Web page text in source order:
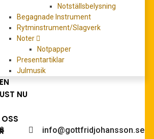
Notställsbelysning
Begagnade Instrument
Rytminstrument/Slagverk
Noter
Notpapper
Presentartiklar
Julmusik
NU
Lounge: Latin Standards
380,00kr Det
ursprungliga
priset
var:
249,00
nuvarande
är:
LÄGG TILL I VARUKORG
du hjälp med köpet?
info@gottfridjohansson.se